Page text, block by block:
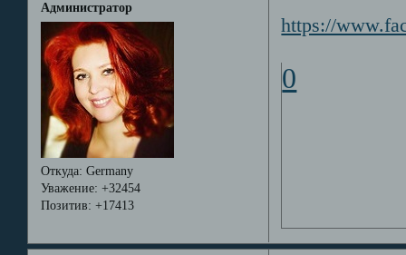
Администратор
Откуда: Germany
Уважение: +32454
Позитив: +17413
https://
0